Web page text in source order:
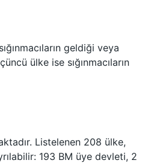
geldiği veya
ülke ise sığınmacıların
Listelenen 208 ülke,
193 BM üye devleti, 2